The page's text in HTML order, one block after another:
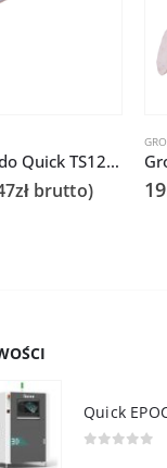
Grot TSS02-3C do Quick TS1200
złbrutto)
Quick